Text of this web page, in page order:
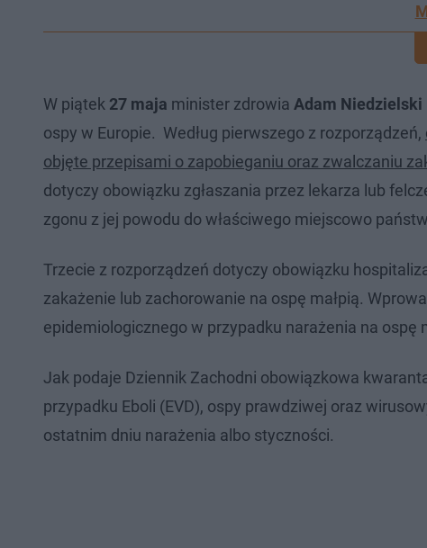
W piątek 27 maja minister zdrowia Adam Niedzielski
ospy w Europie. Według pierwszego z rozporządzeń,
objęte przepisami o zapobieganiu oraz zwalczaniu
dotyczy obowiązku zgłaszania przez lekarza lub
zgonu z jej powodu do właściwego miejscowo
Trzecie z rozporządzeń dotyczy obowiązku
zakażenie lub zachorowanie na ospę małpią.
epidemiologicznego w przypadku narażenia na ospę
Jak podaje Dziennik Zachodni obowiązkowa
przypadku Eboli (EVD), ospy prawdziwej oraz
ostatnim dniu narażenia albo styczności.